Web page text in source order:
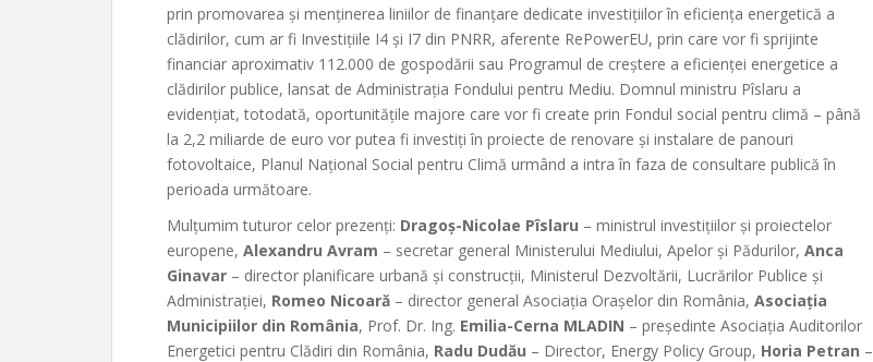
prin promovarea și menținerea liniilor de finanțare dedicate investițiilor în eficiența energetică a
clădirilor, cum ar fi Investițiile I4 și I7 din PNRR, aferente RePowerEU, prin care vor fi sprijinte
financiar aproximativ 112.000 de gospodării sau Programul de creștere a eficienței energetice a
clădirilor publice, lansat de Administrația Fondului pentru Mediu. Domnul ministru Pîslaru a
evidențiat, totodată, oportunitățile majore care vor fi create prin Fondul social pentru climă – până
la 2,2 miliarde de euro vor putea fi investiți în proiecte de renovare și instalare de panouri
fotovoltaice, Planul Național Social pentru Climă urmând a intra în faza de consultare publică în
perioada următoare.
Mulțumim tuturor celor prezenți: Dragoș-Nicolae Pîslaru – ministrul investițiilor și proiectelor
europene, Alexandru Avram – secretar general Ministerului Mediului, Apelor și Pădurilor, Anca
Ginavar – director planificare urbană și construcții, Ministerul Dezvoltării, Lucrărilor Publice și
Administrației, Romeo Nicoară – director general Asociația Orașelor din România, Asociația
Municipiilor din România, Prof. Dr. Ing. Emilia-Cerna MLADIN – președinte Asociația Auditorilor
Energetici pentru Clădiri din România, Radu Dudău – Director, Energy Policy Group, Horia Petran –